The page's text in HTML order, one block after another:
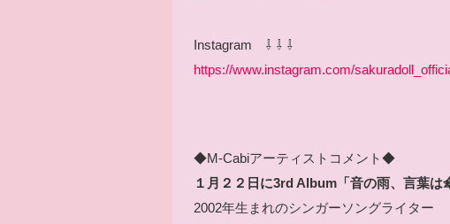
Instagram ⇩ ⇩ ⇩
https://www.instagram.com/
◆M-Cabiアーティストコメント◆
１月２２ 日に3rd Album「音の雨、言葉は
2002年生まれのシンガーソングライター